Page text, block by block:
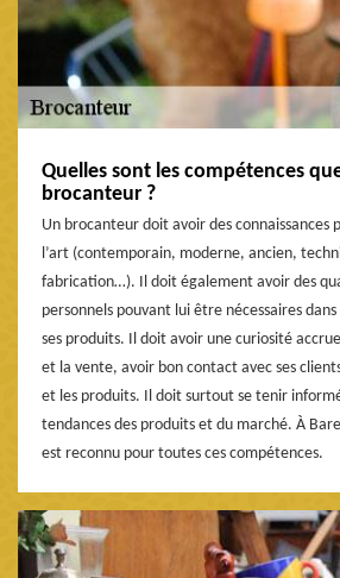
Quelles sont les compétences
brocanteur ?
Un brocanteur doit avoir des connaissances
l’art (contemporain, moderne, ancien,
fabrication…). Il doit également avoir des
personnels pouvant lui être nécessaires
ses produits. Il doit avoir une curiosité
et la vente, avoir bon contact avec ses
et les produits. Il doit surtout se tenir
tendances des produits et du marché. À
est reconnu pour toutes ces compétences.